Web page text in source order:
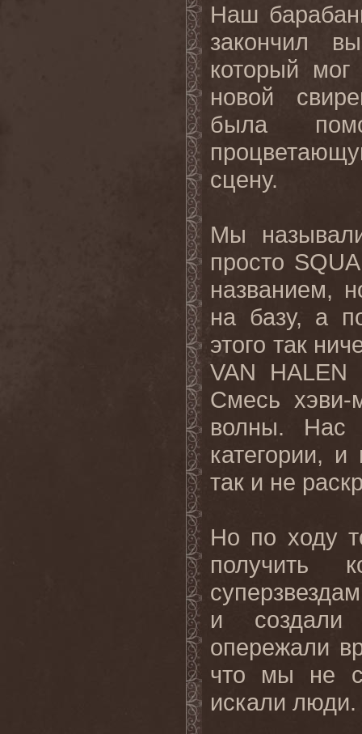
Наш
закончил
который
новой
была
сцену.
Мы
просто
названием,
на базу, а
этого так
VAN HALEN
Смесь хэви-
волны. Нас
категории,
так и не
Но по ходу
получить
и
опережали
что мы не
искали люди.